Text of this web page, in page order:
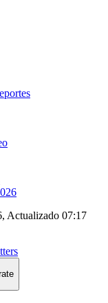
, Actualizado 07:17